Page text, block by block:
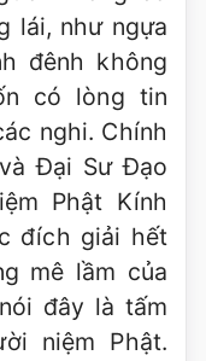
lái, như ngựa
đênh không
có lòng tin
nghi. Chính
Đại Sư Đạo
Phật Kính
đích giải hết
mê lầm của
đây là tấm
niệm Phật.